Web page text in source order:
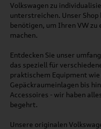
Volkswagen zu
unterstreichen. Unser
benötigen, um Ihren VW zu
machen.
Entdecken Sie unser
das speziell für
praktischem Equipment
Gepäckraumeinlagen bis
Accessoires - wir haben
begehrt.
Unsere originalen